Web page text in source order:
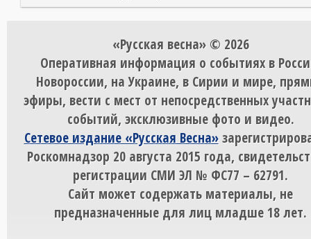
«Русская весна» © 2026
Оперативная информация о событиях в
Новороссии, на Украине, в Сирии и мире,
эфиры, вести с мест от непосредственных
событий, эксклюзивные фото и видео.
Сетевое издание «Русская Весна»
Роскомнадзор 20 августа 2015 года,
регистрации СМИ ЭЛ № ФС77 – 62791.
Сайт может содержать материалы, не
предназначенные для лиц младше 18 лет.